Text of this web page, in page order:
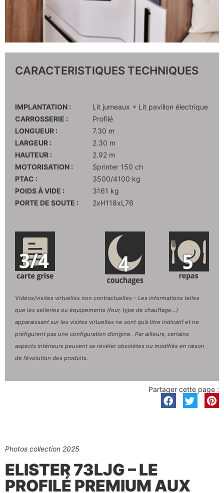
CARACTERISTIQUES TECHNIQUES
IMPLANTATION :
Lit jumeaux + Lit pavillon électrique
CARROSSERIE :
Profilé
LONGUEUR :
7.30 m
LARGEUR :
2.30 m
HAUTEUR :
2.92 m
MOTORISATION :
Sprinter 150 ch
PTAC :
3500/4100 kg
POIDS À VIDE :
3161 kg
PORTE DE SOUTE :
2xH118xL76
Vidéos/visites virtuelles non contractuelles – Les informations telles
que les selleries ou équipements (four, type de chauffage…)
apparaissant sur les visites virtuelles ne sont qu’à titre indicatif et ne
préfigurent pas une configuration d’origine. Par ailleurs, certains
aspects intérieurs peuvent se révéler obsolètes ou modifiés en raison
de l’évolution des produits.
Partager cette page :
Photos collection 2025
ELISTER 73LJG – LE
PROFILÉ PREMIUM AUX